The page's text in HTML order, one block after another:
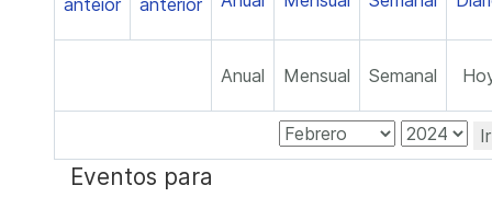
Anual Mensual Semanal
Eventos para